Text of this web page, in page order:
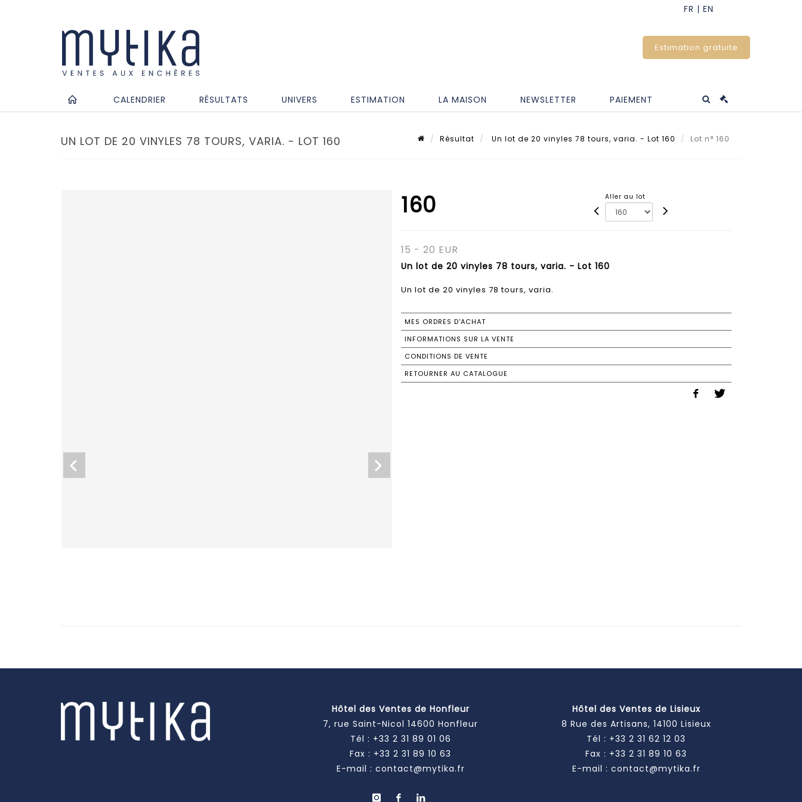
Estimation gratuite
CALENDRIER RÉSULTATS UNIVERS ESTIMATION LA MAISON NEWSLETTER PAIEMENT
UN LOT DE 20 VINYLES 78 TOURS, VARIA. - LOT 160 Résultat Un lot de 20 vinyles 78 tours, varia. - Lot 160 Lot n° 160
160 Aller au lot
15 - 20 EUR
Un lot de 20 vinyles 78 tours, varia. - Lot 160
Un lot de 20 vinyles 78 tours, varia.
MES ORDRES D'ACHAT
INFORMATIONS SUR LA VENTE
CONDITIONS DE VENTE
RETOURNER AU CATALOGUE
Hôtel des Ventes de Honfleur
7, rue Saint-Nicol 14600 Honfleur
Tél : +33 2 31 89 01 06
Fax : +33 2 31 89 10 63
E-mail : contact@mytika.fr
Hôtel des Ventes de Lisieux
8 Rue des Artisans, 14100 Lisieux
Tél : +33 2 31 62 12 03
Fax : +33 2 31 89 10 63
E-mail : contact@mytika.fr